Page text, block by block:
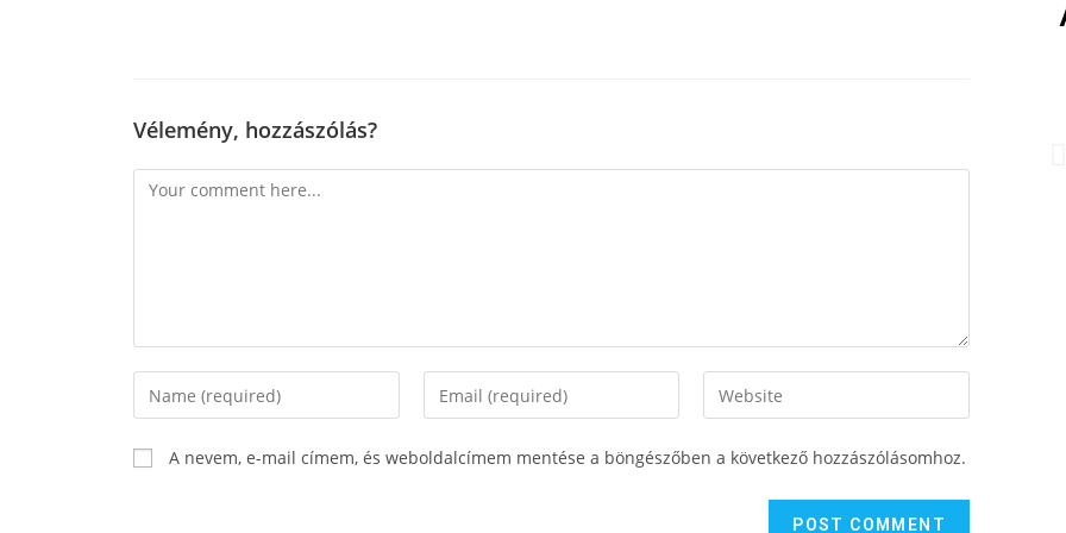
Vélemény, hozzászólás?
A nevem, e-mail címem, és weboldalcímem mentése a böngészőben a következő hozzászólásomhoz.